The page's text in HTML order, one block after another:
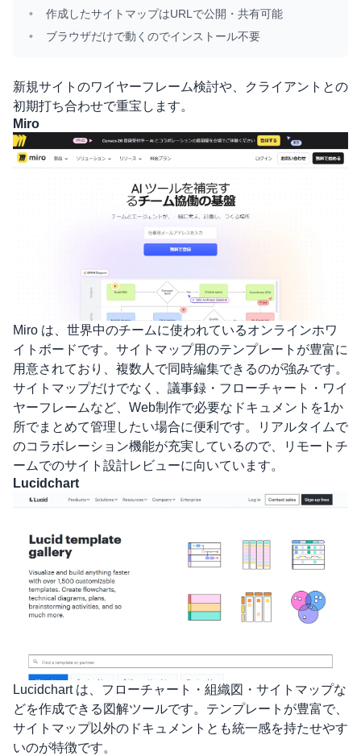
作成したサイトマップはURLで公開・共有可能
ブラウザだけで動くのでインストール不要
新規サイトのワイヤーフレーム検討や、クライアントとの
初期打ち合わせで重宝します。
Miro
Miro は、世界中のチームに使われているオンラインホワ
イトボードです。サイトマップ用のテンプレートが豊富に
用意されており、複数人で同時編集できるのが強みです。
サイトマップだけでなく、議事録・フローチャート・ワイ
ヤーフレームなど、Web制作で必要なドキュメントを1か
所でまとめて管理したい場合に便利です。リアルタイムで
のコラボレーション機能が充実しているので、リモートチ
ームでのサイト設計レビューに向いています。
Lucidchart
Lucidchartは、フローチャート・組織図・サイトマップな
どを作成できる図解ツールです。テンプレートが豊富で、
サイトマップ以外のドキュメントとも統一感を持たせやす
いのが特徴です。